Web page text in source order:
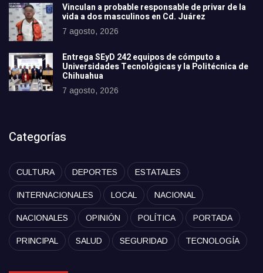
Vinculan a probable responsable de privar de la
vida a dos masculinos en Cd. Juárez
7 agosto, 2026
Entrega SEyD 242 equipos de cómputo a
Universidades Tecnológicas y la Politécnica de
Chihuahua
7 agosto, 2026
Categorías
CULTURA DEPORTES ESTATALES
INTERNACIONALES LOCAL NACIONAL
NACIONALES OPINIÓN POLÍTICA PORTADA
PRINCIPAL SALUD SEGURIDAD TECNOLOGÍA